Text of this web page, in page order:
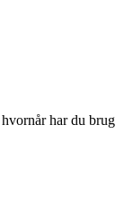
har du brug